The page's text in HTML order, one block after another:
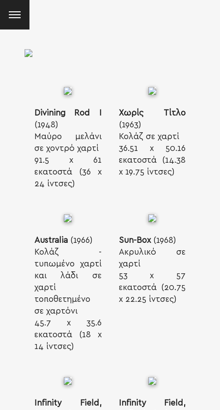
Divining Rod I
(1948)
Μαύρο μελάνι
σε χοντρό χαρτί
91.5 x 61
εκατοστά (36 x
24 ίντσες)
Χωρίς Τίτλο
(1963)
Κολάζ σε χαρτί
36.51 x 50.16
εκατοστά (14.38
x 19.75 ίντσες)
Australia (1966)
Κολάζ -
τυπωμένο χαρτί
και λάδι σε
χαρτί
τοποθετημένο
σε χαρτόνι
45.7 x 35.6
εκατοστά (18 x
14 ίντσες)
Sun-Box(1968)
Ακρυλικό σε
χαρτί
53 x 57
εκατοστά (20.75
x 22.25 ίντσες)
Infinity Field,
Infinity Field,